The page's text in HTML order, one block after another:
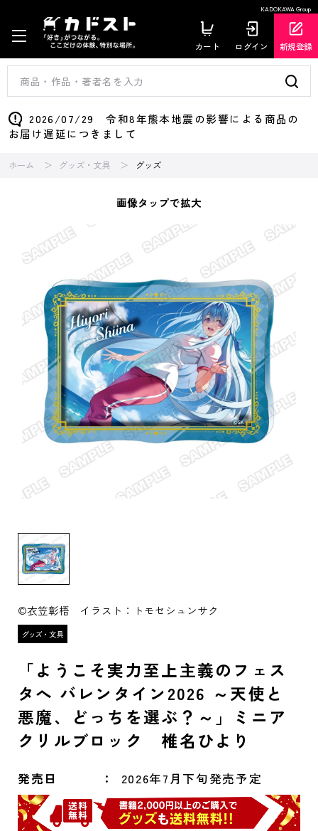
KADOKAWA Group
カート ログイン 新規登録
2026/07/29 令和8年熊本地震の影響による商品の
お届け遅延につきまして
ホーム グッズ・文具 グッズ
画像タップで拡大
©衣笠彰梧 イラスト：トモセシュンサク
「ようこそ実力至上主義のフェス
タへ バレンタイン2026 ～天使と
悪魔、どっちを選ぶ？～」ミニア
クリルブロック 椎名ひより
発売日 2026年7月下旬発売予定